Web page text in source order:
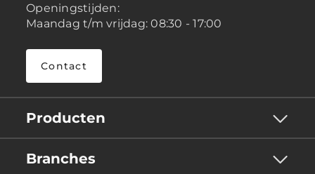
Openingstijden:
Maandag t/m vrijdag: 08:30 - 17:00
Contact
Producten
Branches